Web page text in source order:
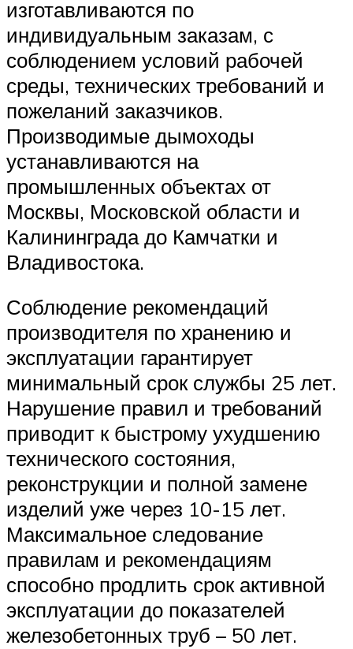
изготавливаются по
индивидуальным заказам, с
соблюдением условий рабочей
среды, технических требований и
пожеланий заказчиков.
Производимые дымоходы
устанавливаются на
промышленных объектах от
Москвы, Московской области и
Калининграда до Камчатки и
Владивостока.
Соблюдение рекомендаций
производителя по хранению и
эксплуатации гарантирует
минимальный срок службы 25 лет.
Нарушение правил и требований
приводит к быстрому ухудшению
технического состояния,
реконструкции и полной замене
изделий уже через 10-15 лет.
Максимальное следование
правилам и рекомендациям
способно продлить срок активной
эксплуатации до показателей
железобетонных труб – 50 лет.